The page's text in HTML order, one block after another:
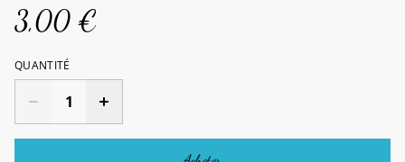
3,00 €
QUANTITÉ